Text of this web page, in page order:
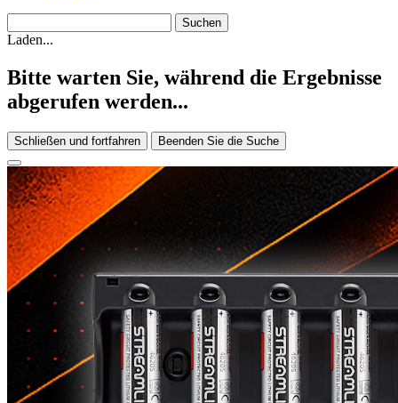
Laden...
Bitte warten Sie, während die Ergebnisse
abgerufen werden...
Schließen und fortfahren Beenden Sie die Suche